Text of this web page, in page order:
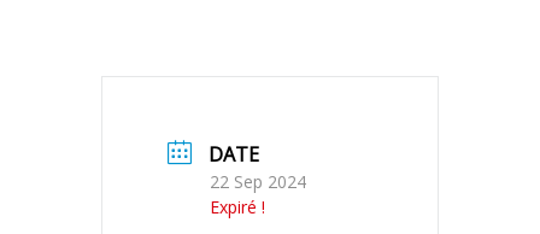
DATE
22 Sep 2024
Expiré !